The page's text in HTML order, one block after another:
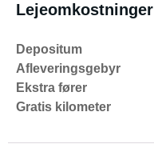
Lejeomkostninger
Depositum
Afleveringsgebyr
Ekstra fører
Gratis kilometer